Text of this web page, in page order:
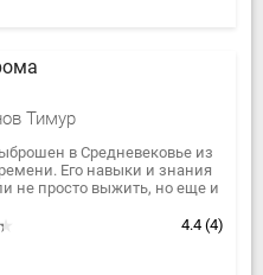
Тимур
в Средневековье из
Его навыки и знания
не просто выжить, но еще и
колдуном,...
4.4 (4)